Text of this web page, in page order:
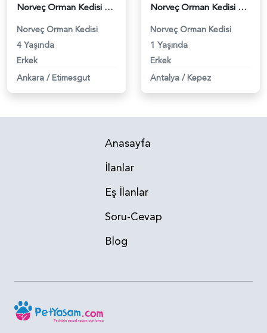
Norveç Orman Kedisi Dumana Partner Arıyoruz - 2244
Norveç Orman Kedisi
4 Yaşında
Erkek
Ankara / Etimesgut
Norveç Orman Kedisi 1 Yaşında Oğluma Eş Arıyorum - 2942
Norveç Orman Kedisi
1 Yaşında
Erkek
Antalya / Kepez
Anasayfa
İlanlar
Eş İlanlar
Soru-Cevap
Blog